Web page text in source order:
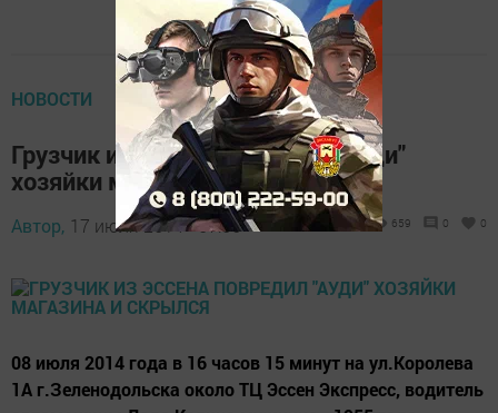
НОВОСТИ
Грузчик из Эссена повредил "Ауди"
хозяйки магазина и скрылся
Автор, 17 июля 2014 - 07:06 659 0 0
08 июля 2014 года в 16 часов 15 минут на ул.Королева
1А г.Зеленодольска около ТЦ Эссен Экспресс, водитель